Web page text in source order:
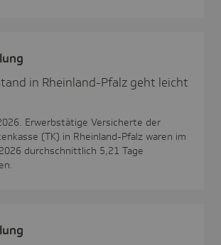
in Rheinland-Pfalz geht leicht
Erwerbstätige Versicherte der
(TK) in Rheinland-Pfalz waren im
durchschnittlich 5,21 Tage